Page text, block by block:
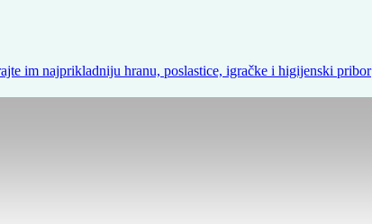
im najprikladniju hranu, poslastice, igračke i higijenski pribor